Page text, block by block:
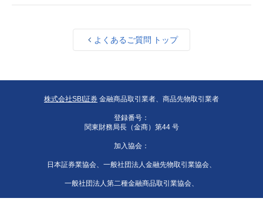
よくあるご質問 トップ
株式会社SBI証券 金融商品取引業者、商品先物取引業者
登録番号：
関東財務局長（金商）第44 号
加入協会：
日本証券業協会、一般社団法人金融先物取引業協会、
一般社団法人第二種金融商品取引業協会、